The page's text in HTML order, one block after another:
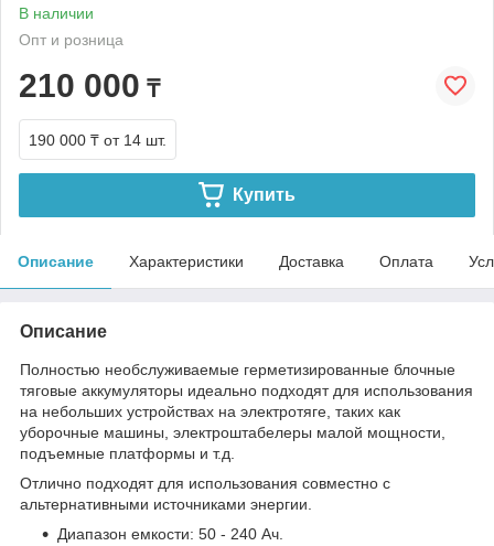
В наличии
Опт и розница
210 000 ₸
190 000 ₸ от 14 шт.
Купить
Описание Характеристики Доставка Оплата
Описание
Полностью необслуживаемые герметизированные блочные
тяговые аккумуляторы идеально подходят для использования
на небольших устройствах на электротяге, таких как
уборочные машины, электроштабелеры малой мощности,
подъемные платформы и т.д.
Отлично подходят для использования совместно с
альтернативными источниками энергии.
Диапазон емкости: 50 - 240 Ач.